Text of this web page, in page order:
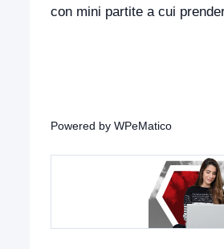
con mini partite a cui
Powered by WPeMatico